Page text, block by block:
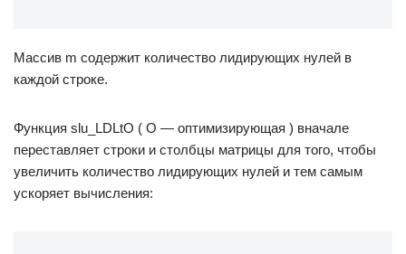
Массив m содержит количество лидирующих нулей в
каждой строке.
Функция slu_LDLtO ( O — оптимизирующая ) вначале
переставляет строки и столбцы матрицы для того, чтобы
увеличить количество лидирующих нулей и тем самым
ускоряет вычисления: